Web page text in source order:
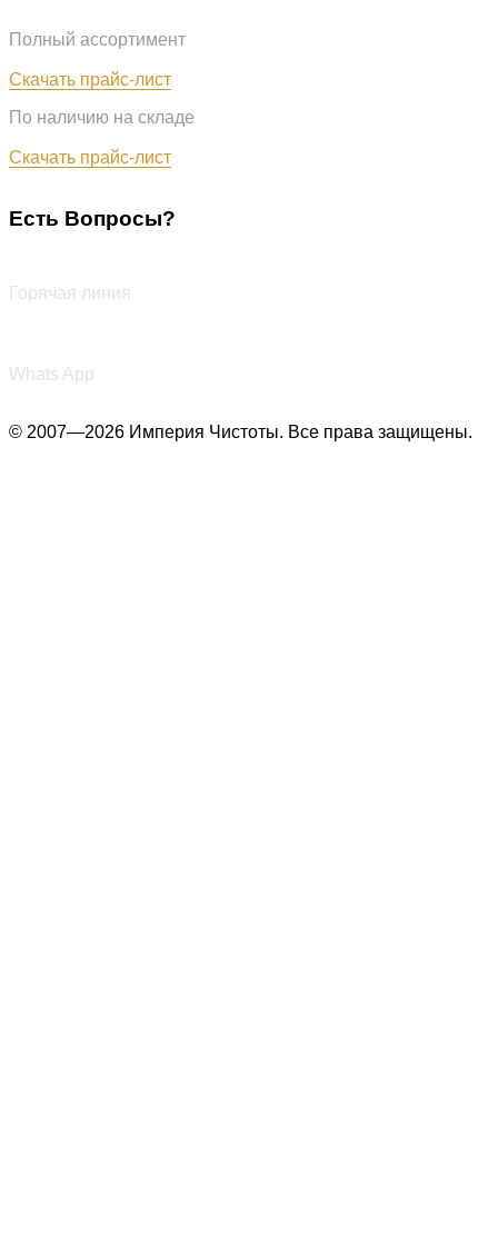
Полный ассортимент
Скачать прайс-лист
По наличию на складе
Скачать прайс-лист
Есть Вопросы?
Горячая линия
Whats App
© 2007—2026 Империя Чистоты. Все права защищены.